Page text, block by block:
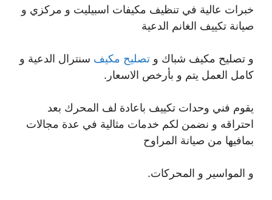
خبرات عالية في تنظيف مكيفات اسبيليت و مركزي و
صيانة تكييف الغانم الدعية
و تصليح مكيف شباك و تصليح مكيف سنترال الدعية و
كامل العمل يتم و بأرخص الاسعار.
يقوم فني وحدات تكييف باعادة لف المحرك بعد
احتراقه و نضمن لكم خدمات مثالية في عدة مجالات
بمافيها من صيانة المراوح
و المواسير و المحركات.